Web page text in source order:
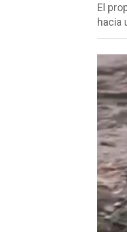
El
hacia